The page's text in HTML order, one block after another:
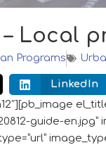
Local
Programs
LinkedIn
guide-en.jpg”